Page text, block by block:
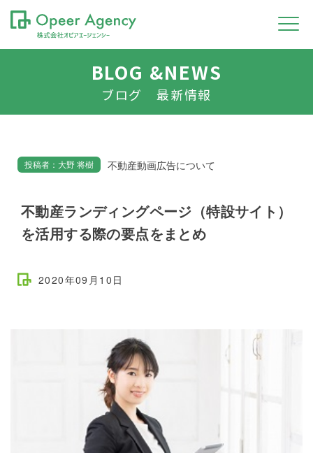
BLOG &NEWS
ブログ 最新情報
投稿者：大野 将樹 不動産動画広告について
不動産ランディングページ（特設サイト）
を活用する際の要点をまとめ
2020年09月10日